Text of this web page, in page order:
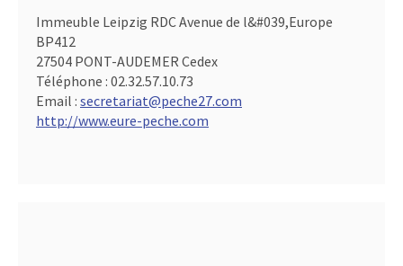
Immeuble Leipzig RDC Avenue de l&#039,Europe
BP412
27504 PONT-AUDEMER Cedex
Téléphone : 02.32.57.10.73
Email : secretariat@peche27.com
http://www.eure-peche.com